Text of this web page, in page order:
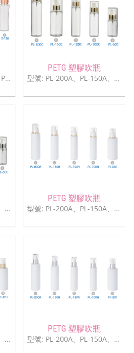
型號: PL-200A、PC-201、PL-150A、PL-100A、S-120
PETG 塑膠吹瓶
型號: PL-200A、PL-150A、PL-120A、PL-100A、PC-201
型號: PL-200A、PL-150A、PL-120A、PL-100A、PC-201
PETG 塑膠吹瓶
型號: PL-200A、PL-150A、PL-120A、PL-100A、PC-201
型號: PL-200A、PL-150A、PL-120A、PL-100A、PC-201
PETG 塑膠吹瓶
型號: PL-200A、PL-150A、PL-120A、PL-100A、PC-201